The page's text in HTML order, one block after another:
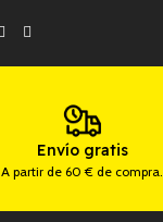
Envío gratis
A partir de 60 € de compra.